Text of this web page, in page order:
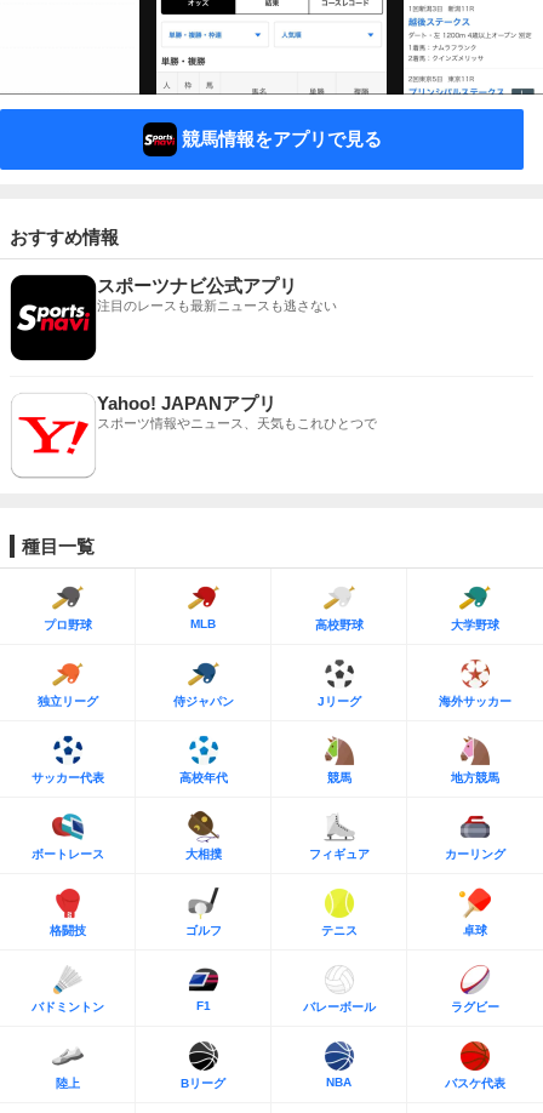
競馬情報をアプリで見る
おすすめ情報
スポーツナビ公式アプリ
注目のレースも最新ニュースも逃さない
Yahoo! JAPANアプリ
スポーツ情報やニュース、天気もこれひとつで
種目一覧
プロ野球 MLB 高校野球 大学野球
独立リーグ 侍ジャパン Jリーグ 海外サッカー
サッカー代表 高校年代 競馬 地方競馬
ボートレース 大相撲 フィギュア カーリング
格闘技 ゴルフ テニス 卓球
バドミントン F1 バレーボール ラグビー
陸上 Bリーグ NBA バスケ代表